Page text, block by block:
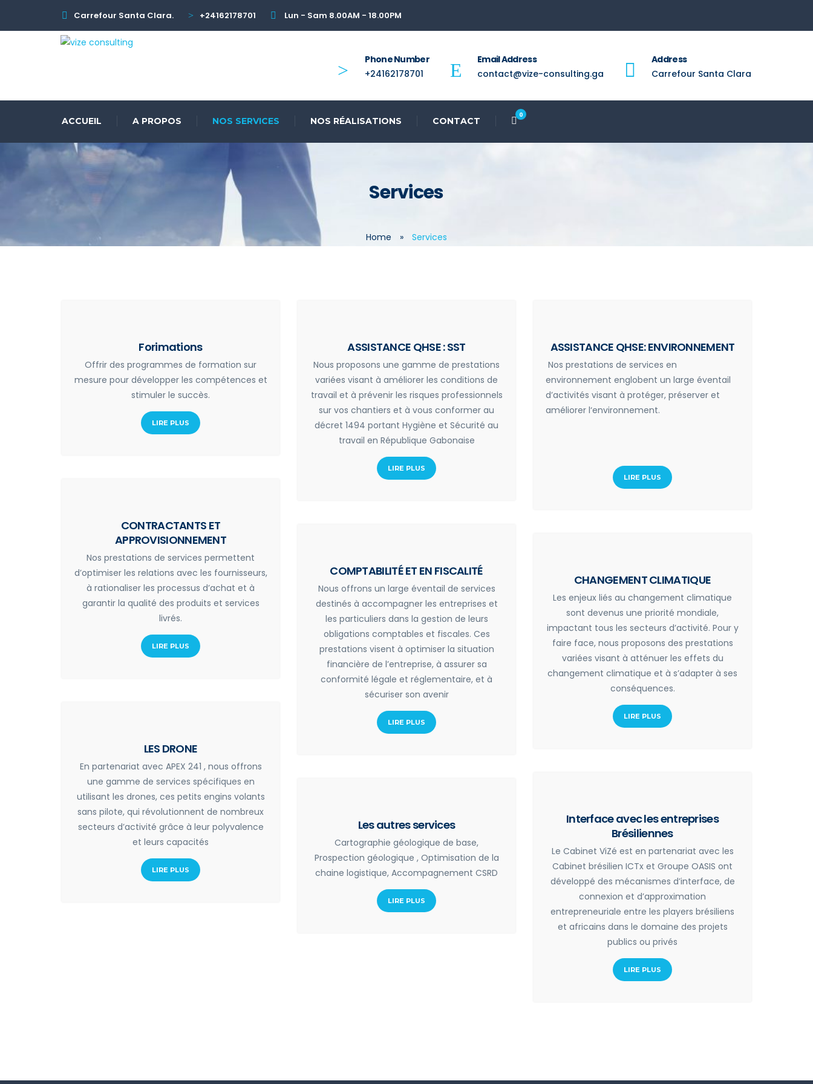
Carrefour Santa Clara. +24162178701 Lun - Sam 8.00AM - 18.00PM
Phone Number
+24162178701
Email Address
contact@vize-consulting.ga
Address
Carrefour Santa Clara
ACCUEIL A PROPOS NOS SERVICES NOS RÉALISATIONS CONTACT
0
Services
Home » Services
Forimations
Offrir des programmes de formation sur
mesure pour développer les compétences et
stimuler le succès.
LIRE PLUS
CONTRACTANTS ET
APPROVISIONNEMENT
Nos prestations de services permettent
d’optimiser les relations avec les fournisseurs,
à rationaliser les processus d’achat et à
garantir la qualité des produits et services
livrés.
LIRE PLUS
LES DRONE
En partenariat avec APEX 241 , nous offrons
une gamme de services spécifiques en
utilisant les drones, ces petits engins volants
sans pilote, qui révolutionnent de nombreux
secteurs d’activité grâce à leur polyvalence
et leurs capacités
LIRE PLUS
ASSISTANCE QHSE : SST
Nous proposons une gamme de prestations
variées visant à améliorer les conditions de
travail et à prévenir les risques professionnels
sur vos chantiers et à vous conformer au
décret 1494 portant Hygiène et Sécurité au
travail en République Gabonaise
LIRE PLUS
COMPTABILITÉ ET EN FISCALITÉ
Nous offrons un large éventail de services
destinés à accompagner les entreprises et
les particuliers dans la gestion de leurs
obligations comptables et fiscales. Ces
prestations visent à optimiser la situation
financière de l’entreprise, à assurer sa
conformité légale et réglementaire, et à
sécuriser son avenir
LIRE PLUS
Les autres services
Cartographie géologique de base,
Prospection géologique , Optimisation de la
chaine logistique, Accompagnement CSRD
LIRE PLUS
ASSISTANCE QHSE: ENVIRONNEMENT
Nos prestations de services en
environnement englobent un large éventail
d’activités visant à protéger, préserver et
améliorer l‘environnement.
LIRE PLUS
CHANGEMENT CLIMATIQUE
Les enjeux liés au changement climatique
sont devenus une priorité mondiale,
impactant tous les secteurs d’activité. Pour y
faire face, nous proposons des prestations
variées visant à atténuer les effets du
changement climatique et à s’adapter à ses
conséquences.
LIRE PLUS
Interface avec les entreprises
Brésiliennes
Le Cabinet ViZé est en partenariat avec les
Cabinet brésilien ICTx et Groupe OASIS ont
développé des mécanismes d’interface, de
connexion et d’approximation
entrepreneuriale entre les players brésiliens
et africains dans le domaine des projets
publics ou privés
LIRE PLUS